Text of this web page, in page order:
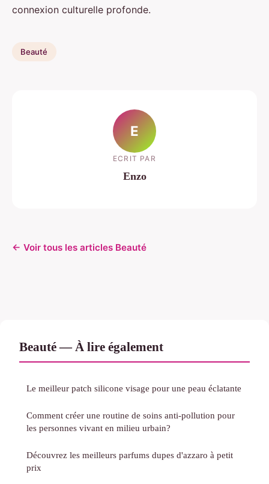
connexion culturelle profonde.
Beauté
E
ECRIT PAR
Enzo
← Voir tous les articles Beauté
Beauté — À lire également
Le meilleur patch silicone visage pour une peau éclatante
Comment créer une routine de soins anti-pollution pour
les personnes vivant en milieu urbain?
Découvrez les meilleurs parfums dupes d'azzaro à petit
prix